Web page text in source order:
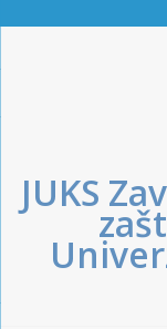
content
JUKS